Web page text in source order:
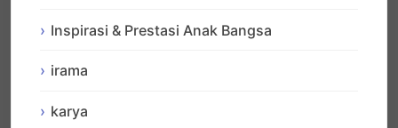
Inspirasi & Prestasi Anak Bangsa
irama
karya